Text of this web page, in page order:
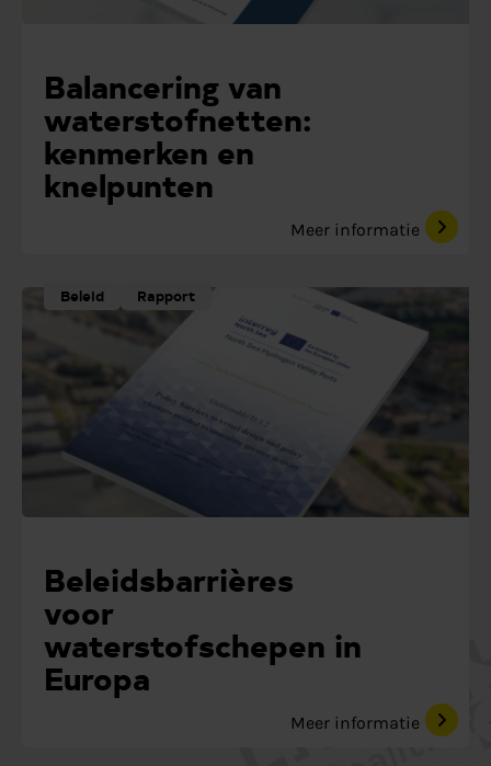
Balancering van
waterstofnetten:
kenmerken en
knelpunten
Meer informatie
Beleid Rapport
Beleidsbarrières
voor
waterstofschepen in
Europa
Meer informatie